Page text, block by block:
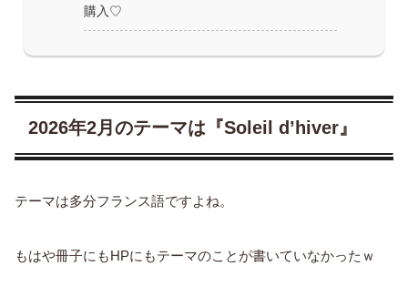
購入♡
2026年2月のテーマは『Soleil d’hiver』
テーマは多分フランス語ですよね。
もはや冊子にもHPにもテーマのことが書いていなかったｗ